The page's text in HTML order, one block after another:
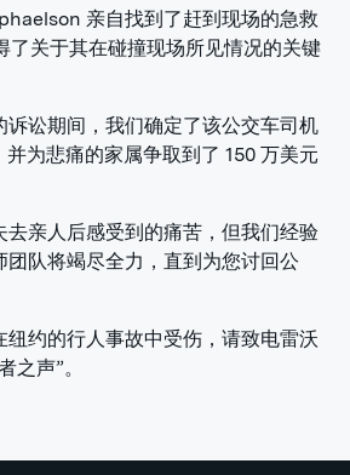
亲自找到了赶到现场的急救
了关于其在碰撞现场所见情况的关键
诉讼期间，我们确定了该公交车司机
并为悲痛的家属争取到了 150 万美元
去亲人后感受到的痛苦，但我们经验
团队将竭尽全力，直到为您讨回公
纽约的行人事故中受伤，请致电雷沃
之声”。